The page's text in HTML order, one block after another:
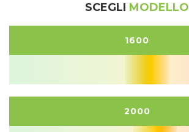
SCEGLI MODELLO
1600
2000